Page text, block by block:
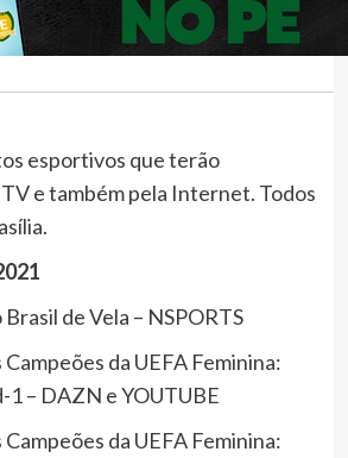
esportivos que terão
e também pela Internet. Todos
Brasil de Vela – NSPORTS
Campeões da UEFA Feminina:
1 – DAZN e YOUTUBE
Campeões da UEFA Feminina: